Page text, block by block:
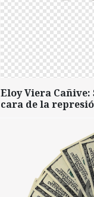
Eloy Viera Cañive:
cara de la